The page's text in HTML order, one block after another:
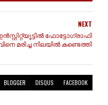
NEXT
ഫോട്ടോഗ്രാഫി
മരിച്ച നിലയിൽ കണ്ടെത്തി
BLOGGER DISQUS FACEBOOK